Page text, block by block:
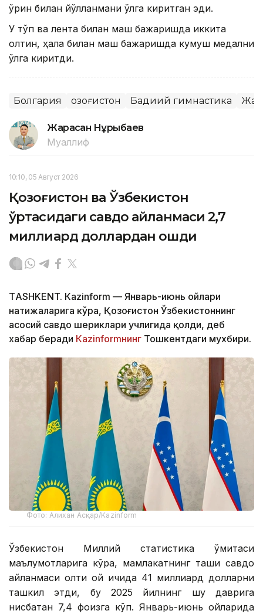
ўрин билан йўлланмани қўлга киритган эди.
У тўп ва лента билан машқ бажаришда иккита
олтин, ҳалқа билан машқ бажаришда кумуш медални
қўлга киритди.
Болгария Қозоғистон Бадиий гимнастика
Жарасқан Нұрыбаев
Муаллиф
10:10, 05 Август 2026
Қозоғистон ва Ўзбекистон
ўртасидаги савдо айланмаси 2,7
миллиард доллардан ошди
ТASHKENT. Кazinform — Январь-июнь ойлари
натижаларига кўра, Қозоғистон Ўзбекистоннинг
асосий савдо шериклари учлигида қолди, деб
хабар беради Кazinformнинг Тошкентдаги мухбири.
Фото: Алихан Асқар/Kazinform
Ўзбекистон Миллий статистика қўмитаси
маълумотларига кўра, мамлакатнинг ташқи савдо
айланмаси олти ой ичида 41 миллиард долларни
ташкил этди, бу 2025 йилнинг шу даврига
нисбатан 7,4 фоизга кўп. Январь-июнь ойларида